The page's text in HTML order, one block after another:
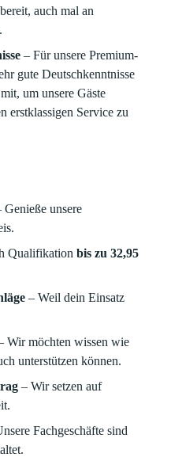
auch mal an
– Für unsere Premium-
gute Deutschkenntnisse
um unsere Gäste
erstklassigen Service zu
Genieße unsere
Qualifikation bis zu 32,95
– Weil dein Einsatz
Wir möchten wissen wie
unterstützen können.
– Wir setzen auf
Fachgeschäfte sind